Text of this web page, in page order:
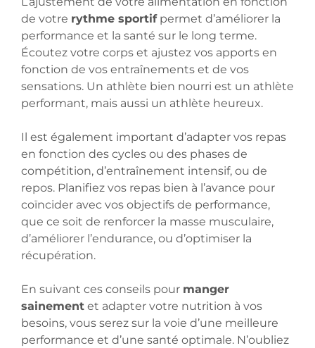
de votre rythme sportifpermet d’améliorer la
performance et la santé sur le long terme.
Écoutez votre corps et ajustez vos apports en
fonction de vos entraînements et de vos
sensations. Un athlète bien nourri est un athlète
performant, mais aussi un athlète heureux.
Il est également important d’adapter vos repas
en fonction des cycles ou des phases de
compétition, d’entraînement intensif, ou de
repos. Planifiez vos repas bien à l’avance pour
coïncider avec vos objectifs de performance,
que ce soit de renforcer la masse musculaire,
d’améliorer l’endurance, ou d’optimiser la
récupération.
En suivant ces conseils pour manger
sainement et adapter votre nutrition à vos
besoins, vous serez sur la voie d’une meilleure
performance et d’une santé optimale. N’oubliez